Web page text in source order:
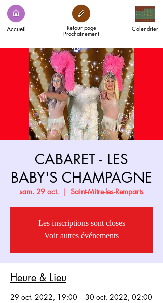
Accueil Calendrier
Retour page
Prochainement
CABARET - LES
BABY'S CHAMPAGNE
sam. 29 oct.
  |
Saint-Mitre-les-Remparts
Les inscriptions sont closes
Voir autres événements
Heure & Lieu
29 oct. 2022, 19:00 – 30 oct. 2022, 02:00